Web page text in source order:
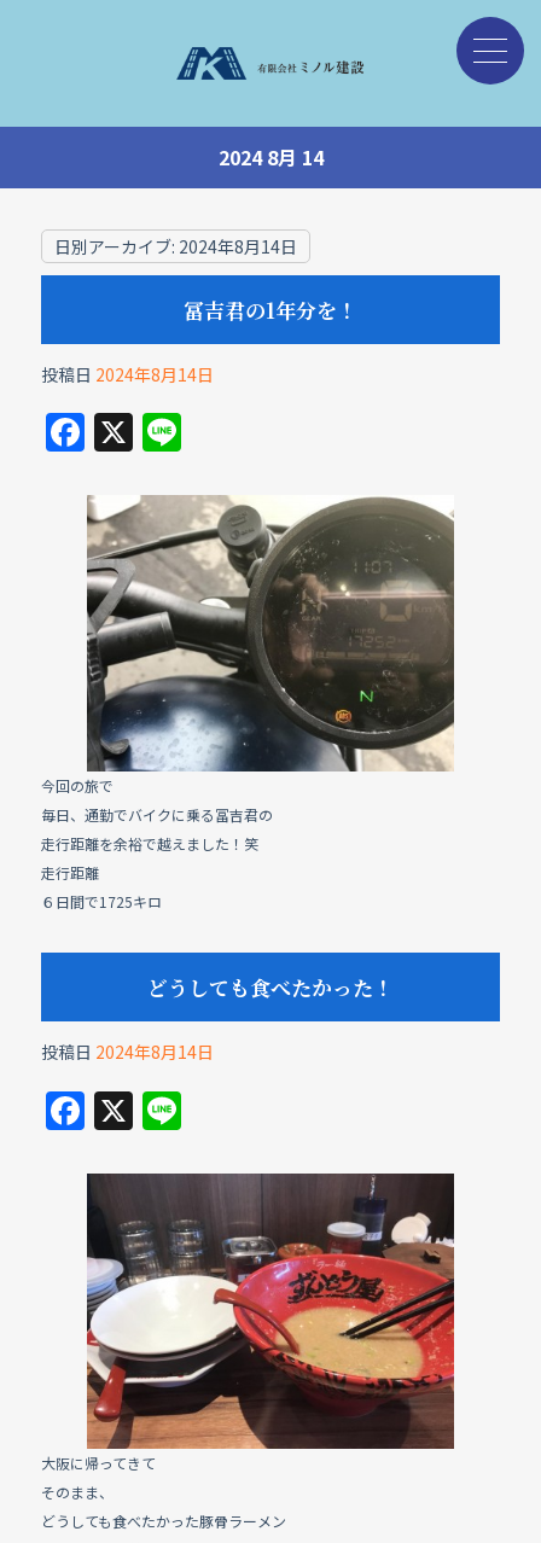
2024 8月 14
日別アーカイブ: 2024年8月14日
冨吉君の1年分を！
投稿日 2024年8月14日
F
c
e
b
o
o
k
X Li
e
今回の旅で
毎日、通勤でバイクに乗る冨吉君の
走行距離を余裕で越えました！笑
走行距離
６日間で1725キロ
どうしても食べたかった！
投稿日 2024年8月14日
F
a
c
e
b
o
o
k
X Li
e
大阪に帰ってきて
そのまま、
どうしても食べたかった豚骨ラーメン